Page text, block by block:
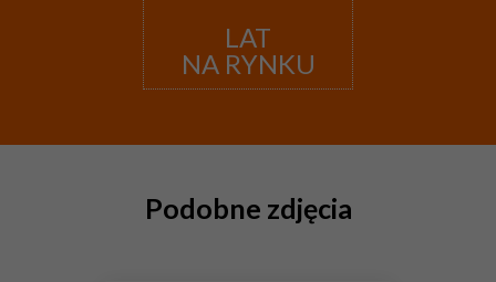
LAT
NA RYNKU
Podobne zdjęcia